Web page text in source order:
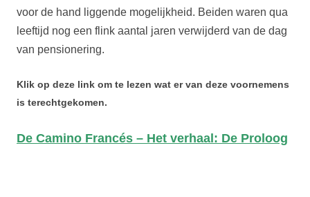
voor de hand liggende mogelijkheid. Beiden waren qua
leeftijd nog een flink aantal jaren verwijderd van de dag
van pensionering.
Klik op deze link om te lezen wat er van deze voornemens
is terechtgekomen.
De Camino Francés – Het verhaal: De Proloog